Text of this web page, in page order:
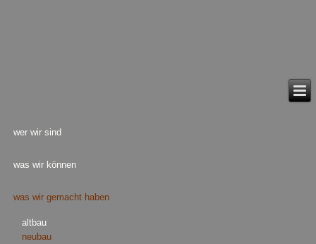
wer wir sind
was wir können
was wir gemacht haben
altbau
neubau